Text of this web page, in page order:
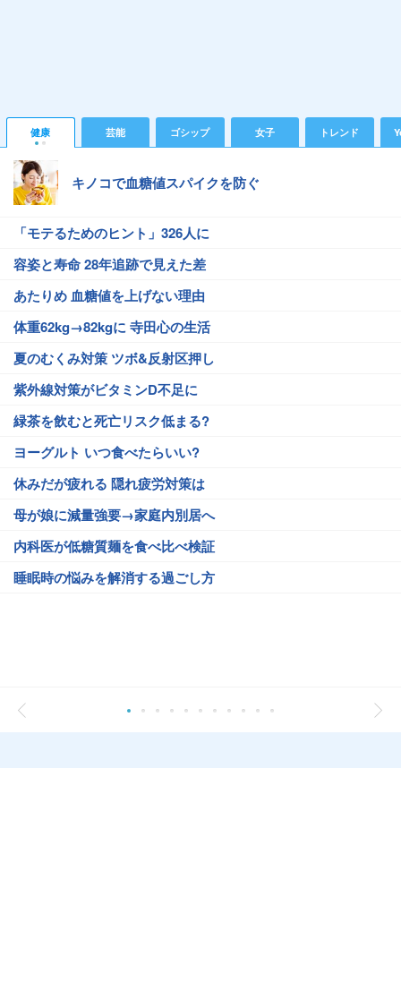
健康 芸能 ゴシップ 女子 トレンド
キノコで血糖値スパイクを防ぐ
「モテるためのヒント」326人に
容姿と寿命 28年追跡で見えた差
あたりめ 血糖値を上げない理由
体重62kg→82kgに 寺田心の生活
夏のむくみ対策 ツボ&反射区押し
紫外線対策がビタミンD不足に
緑茶を飲むと死亡リスク低まる?
ヨーグルト いつ食べたらいい?
休みだが疲れる 隠れ疲労対策は
母が娘に減量強要→家庭内別居へ
内科医が低糖質麺を食べ比べ検証
睡眠時の悩みを解消する過ごし方